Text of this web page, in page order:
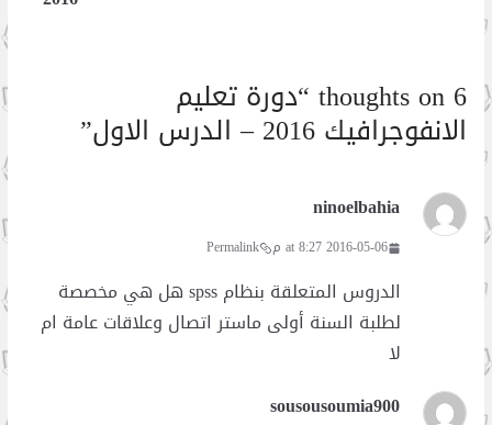
6 thoughts on “ دورة تعليم
الانفوجرافيك 2016 – الدرس الاول ”
ninoelbahia
2016-05-06 at 8:27 م Permalink
الدروس المتعلقة بنظام spss هل هي مخصصة
لطلبة السنة أولى ماستر اتصال وعلاقات عامة ام
لا
sousousoumia900